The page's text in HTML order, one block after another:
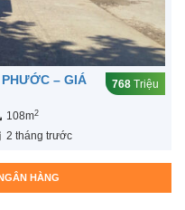
– GIÁ
768 Triệu
108m2
2 tháng trước
HÀNG